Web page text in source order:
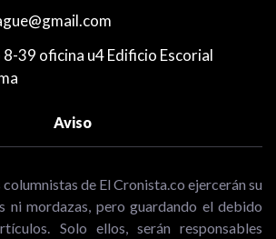
39 oficina u4 Edificio Escorial
Aviso
columnistas de El Cronista.co ejercerán su
ni mordazas, pero guardando el debido
Solo ellos, serán responsables